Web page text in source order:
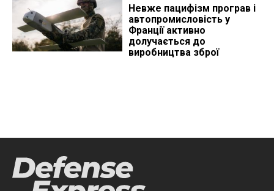
Невже пацифізм програв і
автопромисловість у
Франції активно
долучається до
виробництва зброї